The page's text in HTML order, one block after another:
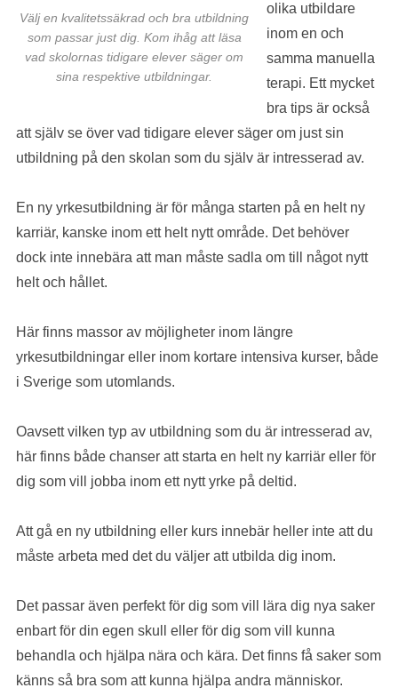
Välj en kvalitetssäkrad och bra utbildning
som passar just dig. Kom ihåg att läsa
vad skolornas tidigare elever säger om
sina respektive utbildningar.
olika utbildare
inom en och
samma manuella
terapi. Ett mycket
bra tips är också
att själv se över vad tidigare elever säger om just sin
utbildning på den skolan som du själv är intresserad av.
En ny yrkesutbildning är för många starten på en helt ny
karriär, kanske inom ett helt nytt område. Det behöver
dock inte innebära att man måste sadla om till något nytt
helt och hållet.
Här finns massor av möjligheter inom längre
yrkesutbildningar eller inom kortare intensiva kurser, både
i Sverige som utomlands.
Oavsett vilken typ av utbildning som du är intresserad av,
här finns både chanser att starta en helt ny karriär eller för
dig som vill jobba inom ett nytt yrke på deltid.
Att gå en ny utbildning eller kurs innebär heller inte att du
måste arbeta med det du väljer att utbilda dig inom.
Det passar även perfekt för dig som vill lära dig nya saker
enbart för din egen skull eller för dig som vill kunna
behandla och hjälpa nära och kära. Det finns få saker som
känns så bra som att kunna hjälpa andra människor.